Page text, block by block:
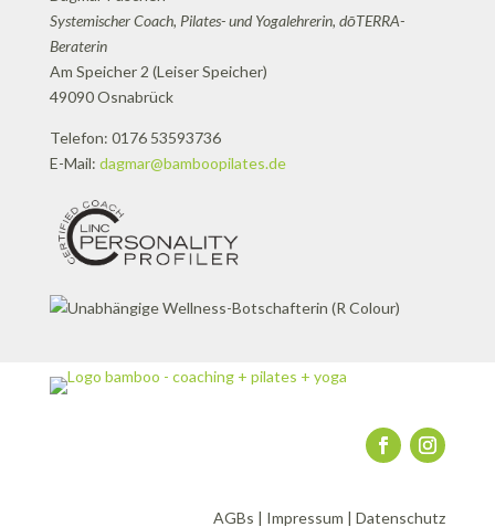
Systemischer Coach, Pilates- und Yogalehrerin, dōTERRA-
Beraterin
Am Speicher 2 (Leiser Speicher)
49090 Osnabrück
Telefon: 0176 53593736
E-Mail: dagmar@bamboopilates.de
AGBs | Impressum |Datenschutz